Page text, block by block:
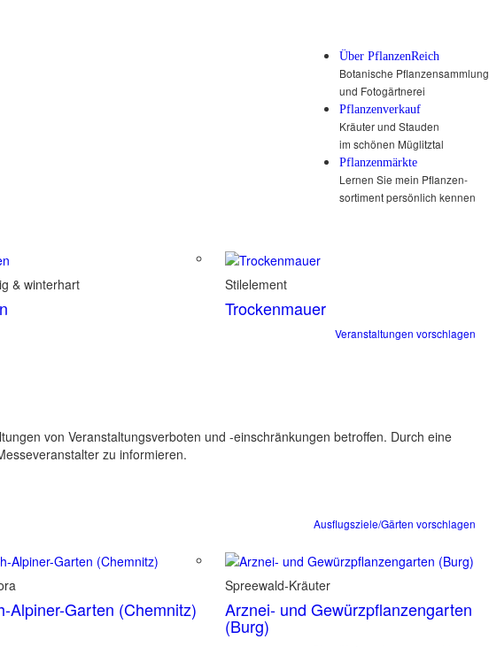
Über PflanzenReich
Botanische Pflanzensammlung
und Fotogärtnerei
Pflanzenverkauf
Kräuter und Stauden
im schönen Müglitztal
Pflanzenmärkte
Lernen Sie mein Pflanzen-
sortiment persönlich kennen
& winterhart Stilelement
Trockenmauer
Veranstaltungen vorschlagen
von Veranstaltungsverboten und -einschränkungen betroffen. Durch eine
zu informieren.
Ausflugsziele/Gärten vorschlagen
Alpiner-Garten (Chemnitz)
Spreewald-Kräuter
Arznei- und Gewürzpflanzengarten
(Burg)